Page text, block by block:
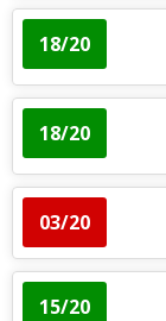
18/20
18/20
03/20
15/20